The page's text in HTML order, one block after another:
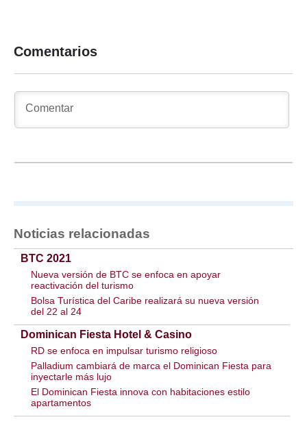
Comentarios
Noticias relacionadas
BTC 2021
Nueva versión de BTC se enfoca en apoyar
reactivación del turismo
Bolsa Turística del Caribe realizará su nueva versión
del 22 al 24
Dominican Fiesta Hotel & Casino
RD se enfoca en impulsar turismo religioso
Palladium cambiará de marca el Dominican Fiesta para
inyectarle más lujo
El Dominican Fiesta innova con habitaciones estilo
apartamentos